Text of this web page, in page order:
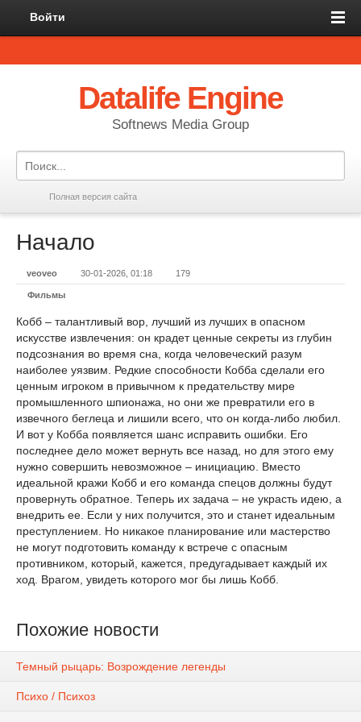
Войти
Datalife Engine
Softnews Media Group
Полная версия сайта
Начало
veoveo 30-01-2026, 01:18 179
Фильмы
Кобб – талантливый вор, лучший из лучших в опасном
искусстве извлечения: он крадет ценные секреты из глубин
подсознания во время сна, когда человеческий разум
наиболее уязвим. Редкие способности Кобба сделали его
ценным игроком в привычном к предательству мире
промышленного шпионажа, но они же превратили его в
извечного беглеца и лишили всего, что он когда-либо любил.
И вот у Кобба появляется шанс исправить ошибки. Его
последнее дело может вернуть все назад, но для этого ему
нужно совершить невозможное – инициацию. Вместо
идеальной кражи Кобб и его команда спецов должны будут
провернуть обратное. Теперь их задача – не украсть идею, а
внедрить ее. Если у них получится, это и станет идеальным
преступлением. Но никакое планирование или мастерство
не могут подготовить команду к встрече с опасным
противником, который, кажется, предугадывает каждый их
ход. Врагом, увидеть которого мог бы лишь Кобб.
Похожие новости
Темный рыцарь: Возрождение легенды
Психо / Психоз